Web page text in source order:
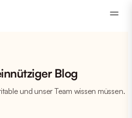
Blog
und unser Team wissen müssen.